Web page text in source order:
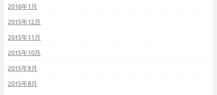
2016年1月
2015年12月
2015年11月
2015年10月
2015年9月
2015年8月